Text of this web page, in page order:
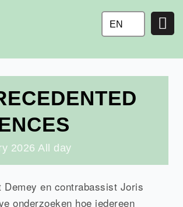
EN
2026 All day
Demey en contrabassist Joris
onderzoeken hoe iedereen